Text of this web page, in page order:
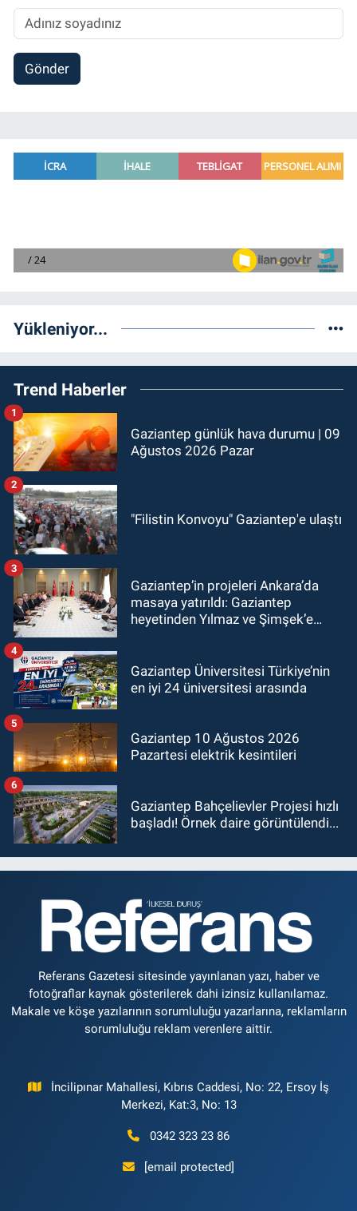
Gönder
Yükleniyor...
Trend Haberler
Gaziantep günlük hava durumu | 09
Ağustos 2026 Pazar
1
"Filistin Konvoyu" Gaziantep'e ulaştı
2
Gaziantep’in projeleri Ankara’da
masaya yatırıldı: Gaziantep
heyetinden Yılmaz ve Şimşek’e
3
Gaziantep Üniversitesi Türkiye’nin
en iyi 24 üniversitesi arasında
4
Gaziantep 10 Ağustos 2026
Pazartesi elektrik kesintileri
5
Gaziantep Bahçelievler Projesi hızlı
başladı! Örnek daire görüntülendi...
6
Referans Gazetesi sitesinde yayınlanan yazı, haber ve
fotoğraflar kaynak gösterilerek dahi izinsiz kullanılamaz.
Makale ve köşe yazılarının sorumluluğu yazarlarına, reklamların
sorumluluğu reklam verenlere aittir.
İncilipınar Mahallesi, Kıbrıs Caddesi, No: 22, Ersoy İş
Merkezi, Kat:3, No: 13
0342 323 23 86
[email protected]